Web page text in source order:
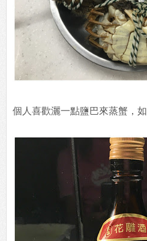
個人喜歡灑一點鹽巴來蒸蟹，